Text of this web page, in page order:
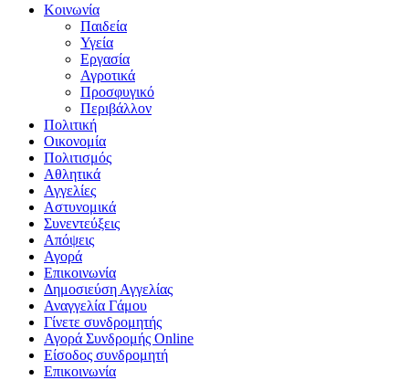
Κοινωνία
Παιδεία
Υγεία
Εργασία
Αγροτικά
Προσφυγικό
Περιβάλλον
Πολιτική
Οικονομία
Πολιτισμός
Αθλητικά
Αγγελίες
Αστυνομικά
Συνεντεύξεις
Απόψεις
Αγορά
Επικοινωνία
Δημοσιεύση Αγγελίας
Αναγγελία Γάμου
Γίνετε συνδρομητής
Αγορά Συνδρομής Online
Είσοδος συνδρομητή
Επικοινωνία